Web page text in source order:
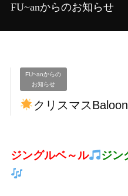
FU~anからのお知らせ
FU~anからの
お知らせ
クリスマスBaloon
ジングルベ～ル ジン